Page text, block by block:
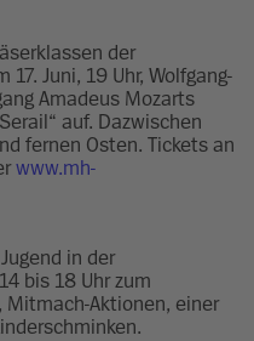
der
Juni, 19 Uhr, Wolfgang-
Amadeus Mozarts
auf. Dazwischen
fernen Osten. Tickets an
www.mh-
in der
bis 18 Uhr zum
Mitmach-Aktionen, einer